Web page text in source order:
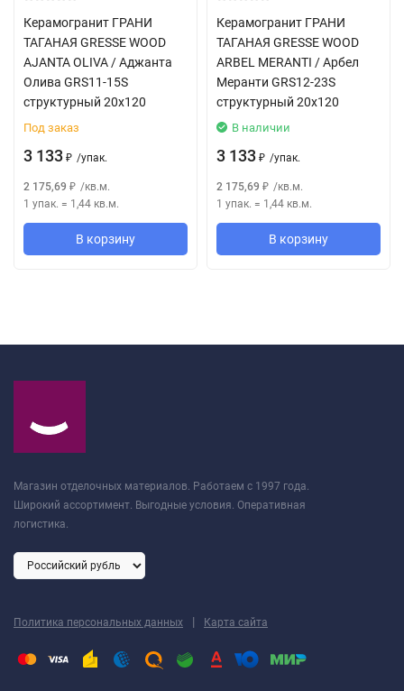
Керамогранит ГРАНИ
ТАГАНАЯ GRESSE WOOD
AJANTA OLIVA / Аджанта
Олива GRS11-15S
структурный 20x120
Под заказ
3 133 ₽ /упак.
2 175,69 ₽ /кв.м.
1 упак. = 1,44 кв.м.
В корзину
Керамогранит ГРАНИ
ТАГАНАЯ GRESSE WOOD
ARBEL MERANTI / Арбел
Меранти GRS12-23S
структурный 20x120
В наличии
3 133 ₽ /упак.
2 175,69 ₽ /кв.м.
1 упак. = 1,44 кв.м.
В корзину
Магазин отделочных материалов. Работаем с 1997 года.
Широкий ассортимент. Выгодные условия. Оперативная
логистика.
Политика персональных данных | Карта сайта